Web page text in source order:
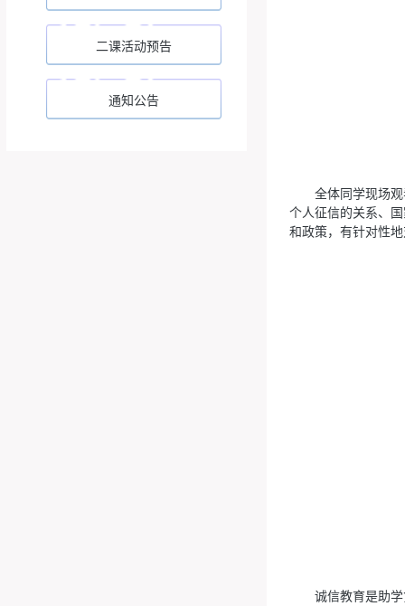
二课活动预告
通知公告
全体同学现场
个人征信的关系、
和政策，有针对性
诚信教育是助